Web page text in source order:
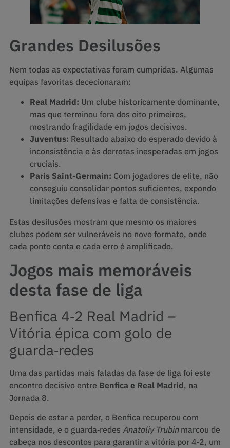
Grandes Desilusões
Nem todas as expectativas foram cumpridas. Algumas
equipas favoritas dececionaram:
Real Madrid: Um clube historicamente dominante,
mas que terminou fora dos oito primeiros,
mostrando fragilidade em jogos decisivos.
Juventus: Resultado abaixo do esperado devido à
inconsistência e às derrotas inesperadas em jogos
cruciais.
Paris Saint-Germain: Com jogadores de elite, não
conseguiu consolidar pontos suficientes, expondo
limitações defensivas e falta de consistência.
Estas desilusões mostram que mesmo os maiores
clubes podem ser vulneráveis no novo formato, onde
cada ponto conta e cada erro é amplificado.
Jogos mais memoráveis
desta fase de liga
Benfica 4‑2 Real Madrid –
Vitória épica com golo de
guarda‑redes
Uma das partidas mais faladas da fase de liga foi este
encontro decisivo entre Benfica e Real Madrid, na
Jornada 8.
Depois de estar a perder, o Benfica recuperou com
intensidade, e o guarda‑redes Anatoliy Trubinmarcou de
cabeça nos descontos para garantir a vitória por 4‑2, um